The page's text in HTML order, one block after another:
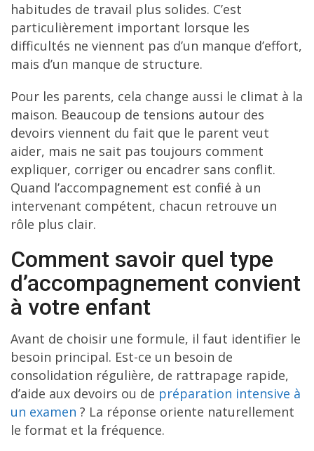
habitudes de travail plus solides. C’est
particulièrement important lorsque les
difficultés ne viennent pas d’un manque d’effort,
mais d’un manque de structure.
Pour les parents, cela change aussi le climat à la
maison. Beaucoup de tensions autour des
devoirs viennent du fait que le parent veut
aider, mais ne sait pas toujours comment
expliquer, corriger ou encadrer sans conflit.
Quand l’accompagnement est confié à un
intervenant compétent, chacun retrouve un
rôle plus clair.
Comment savoir quel type
d’accompagnement convient
à votre enfant
Avant de choisir une formule, il faut identifier le
besoin principal. Est-ce un besoin de
consolidation régulière, de rattrapage rapide,
d’aide aux devoirs ou de préparation intensive à
un examen ? La réponse oriente naturellement
le format et la fréquence.